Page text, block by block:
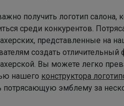
получить логотип
среди конкурентов.
представленные на
создать
Вы можете легко
нашего конструктора
потрясающую эмблему за